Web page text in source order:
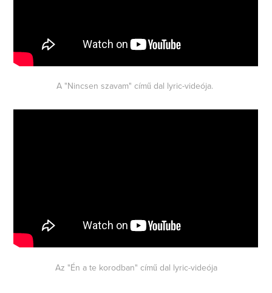
A "Nincsen szavam" című dal lyric-videója.
Az "Én a te korodban" című dal lyric-videója